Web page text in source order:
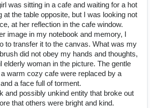
was sitting in a cafe and waiting for a hot
at the table opposite, but I was looking not
at her reflection in the cafe window.
image in my notebook and memory, I
to transfer it to the canvas. What was my
did not obey my hands and thoughts,
elderly woman in the picture. The gentle
warm cozy cafe were replaced by a
a face full of torment.
and possibly unkind entity that broke out
that others were bright and kind.